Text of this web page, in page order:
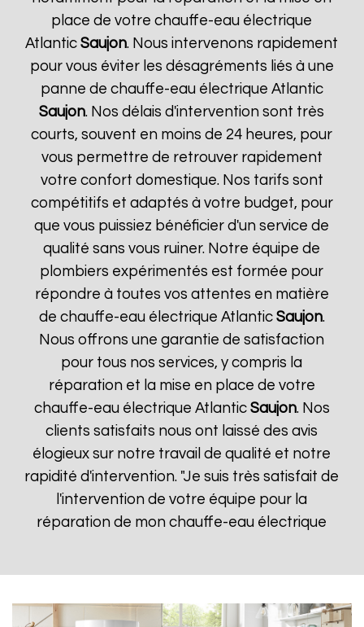
place de votre chauffe-eau électrique
AtlanticSaujon. Nous intervenons rapidement
pour vous éviter les désagréments liés à une
panne de chauffe-eau électrique Atlantic
Saujon. Nos délais d'intervention sont très
courts, souvent en moins de 24 heures, pour
vous permettre de retrouver rapidement
votre confort domestique. Nos tarifs sont
compétitifs et adaptés à votre budget, pour
que vous puissiez bénéficier d'un service de
qualité sans vous ruiner. Notre équipe de
plombiers expérimentés est formée pour
répondre à toutes vos attentes en matière
de chauffe-eau électrique Atlantic Saujon.
Nous offrons une garantie de satisfaction
pour tous nos services, y compris la
réparation et la mise en place de votre
chauffe-eau électrique Atlantic Saujon. Nos
clients satisfaits nous ont laissé des avis
élogieux sur notre travail de qualité et notre
rapidité d'intervention. "Je suis très satisfait de
l'intervention de votre équipe pour la
réparation de mon chauffe-eau électrique